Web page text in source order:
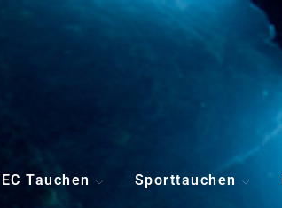
Tauchen Sporttauchen